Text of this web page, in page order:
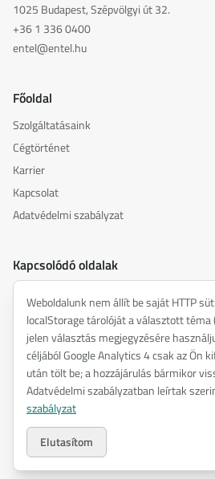
1025 Budapest, Szépvölgyi út 32.
+36 1 336 0400
entel@entel.hu
Főoldal
Szolgáltatásaink
Cégtörténet
Karrier
Kapcsolat
Adatvédelmi szabályzat
Kapcsolódó oldalak
inspiredacoustics.com
soundy.ai
irat.ai
2026ENTEL Műszaki Fejlesztő Kft. —
Adatvédelmi szabályzat
Weboldalunk nem állít be saját HTTP
localStorage tárolóját a választott
jelen választás megjegyzésére
céljából Google Analytics 4 csak az Ön
után tölt be; a hozzájárulás bármikor
Adatvédelmi szabályzatban leírtak
szabályzat
Elutasítom